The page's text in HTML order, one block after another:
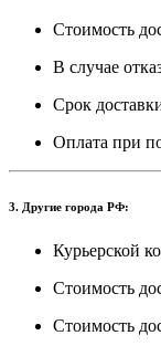
Стоимость
В случае
Срок
Оплата при
3. Другие города РФ:
Курьерской
Стоимость
Стоимость